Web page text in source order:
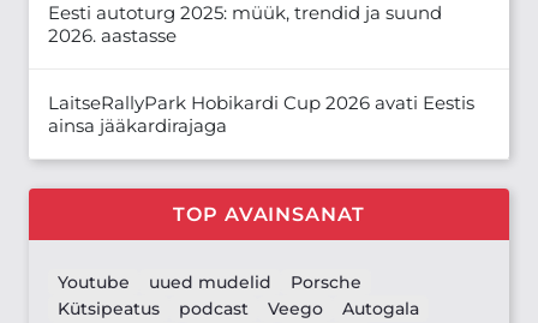
Eesti autoturg 2025: müük, trendid ja suund
2026. aastasse
LaitseRallyPark Hobikardi Cup 2026 avati Eestis
ainsa jääkardirajaga
TOP AVAINSANAT
Youtube uued mudelid
Porsche
Kütsipeatus
podcast Veego
Autogala